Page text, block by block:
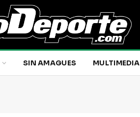
SIN AMAGUES MULTIMEDIA